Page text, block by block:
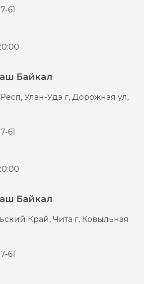
61
Байкал
Улан-Удэ г,Дорожная ул,
61
Байкал
Край, Чита г, Ковыльная
61